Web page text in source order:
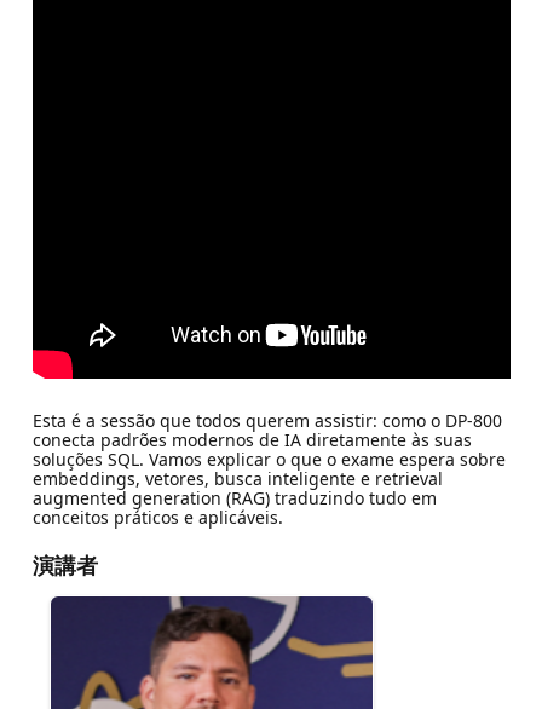
Esta é a sessão que todos querem assistir: como o DP-800
conecta padrões modernos de IA diretamente às suas
soluções SQL. Vamos explicar o que o exame espera sobre
embeddings, vetores, busca inteligente e retrieval
augmented generation (RAG) traduzindo tudo em
conceitos práticos e aplicáveis.
演講者